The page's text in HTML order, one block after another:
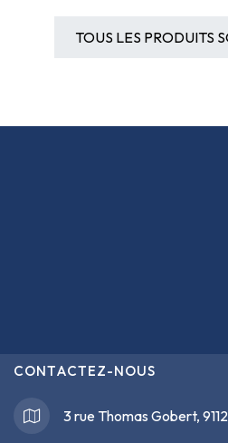
TOUS LES PRODUITS
CONTACTEZ-NOUS
3 rue Thomas Gobert,